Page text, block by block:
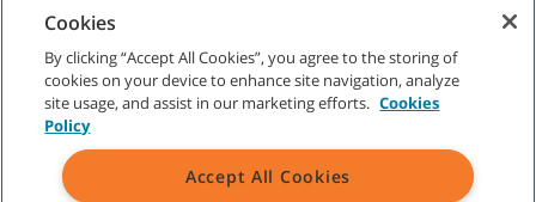
2026 Tennant Company. Todos los derechos reservados.
|Políticas generales|Términos de uso
Cookies
By clicking “Accept All Cookies”, you agree to the storing of
cookies on your device to enhance site navigation, analyze
site usage, and assist in our marketing efforts. Cookies
Policy
Accept All Cookies